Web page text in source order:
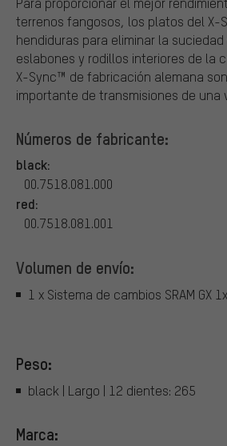
terrenos fangosos, los platos del X-
hendiduras para eliminar la
eslabones y rodillos interiores de la
X-Sync™ de fabricación alemana
importante de transmisiones de una
Números de fabricante:
black:
00.7518.081.000
red:
00.7518.081.001
Volumen de envío:
1 x Sistema de cambios SRAM GX
Peso:
black | Largo | 12 dientes: 265
Marca: